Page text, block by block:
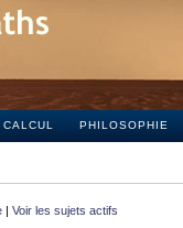
CALCUL PHILOSOPHIE
| Voir les sujets actifs